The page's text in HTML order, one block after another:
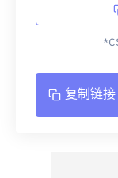
复制链接